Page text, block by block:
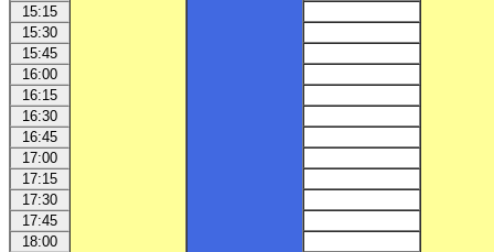
15:15
15:30
15:45
16:00
16:15
16:30
16:45
17:00
17:15
17:30
17:45
18:00